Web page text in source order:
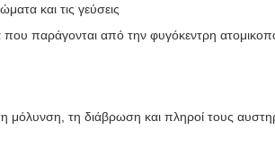
και τις γεύσεις
που παράγονται από την φυγόκεντρη
μόλυνση, τη διάβρωση και πληροί τους